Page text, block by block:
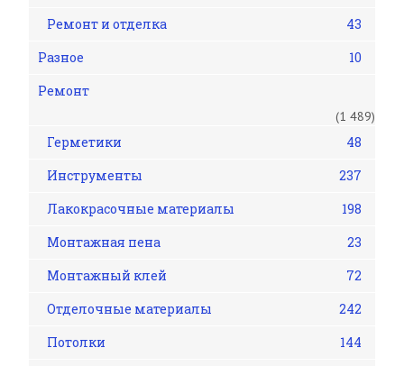
Ремонт и отделка
43
Разное
10
Ремонт
(1 489)
Герметики
48
Инструменты
237
Лакокрасочные материалы
198
Монтажная пена
23
Монтажный клей
72
Отделочные материалы
242
Потолки
144